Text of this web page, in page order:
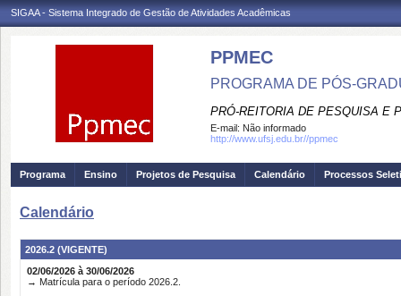
SIGAA - Sistema Integrado de Gestão de Atividades Acadêmicas
PPMEC
PROGRAMA DE PÓS-
PRÓ-REITORIA DE PESQUISA E
E-mail: Não informado
http://www.ufsj.edu.br//ppmec
Programa Ensino Projetos de Pesquisa Calendário Processos
Calendário
2026.2 (VIGENTE)
02/06/2026 à 30/06/2026
→ Matrícula para o período 2026.2.